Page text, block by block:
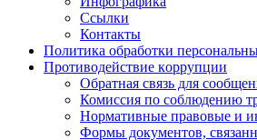
Ссылки
Контакты
Политика обработки
Прoтивoдeйствие кoрpупции
Обратная связь для
Комиссия по соблюдению
Нормативные правовые и
Формы документов,